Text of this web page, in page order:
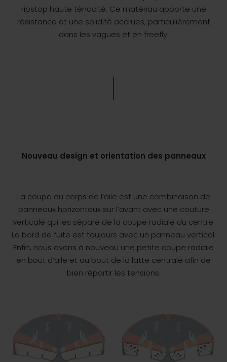
ripstop haute ténacité. Ce matériau apporte une
résistance et une solidité accrues, particulièrement
dans les vagues et en freefly.
Nouveau design et orientation des panneaux
La coupe du corps de l’aile est une combinaison de
panneaux horizontaux sur l’avant avec une couture
verticale qui les sépare de la coupe radiale du centre.
Le bord de fuite est toujours avec un panneau vertical.
Enfin, nous avons à nouveau une petite coupe radiale
en bout d’aile et au bout de la latte centrale afin de
bien répartir les tensions.